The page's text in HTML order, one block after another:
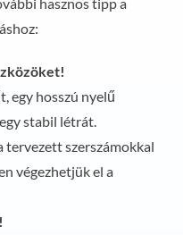
egy hosszú nyelű
stabil létrát.
tervezett szerszámokkal
végezhetjük el a